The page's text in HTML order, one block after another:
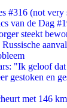
#316 (not very
van de Dag
steekt
"Ik geloof
gestoken en
met 146